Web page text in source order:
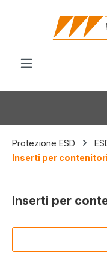
principale
Protezione ESD
Inserti per
Inserti per